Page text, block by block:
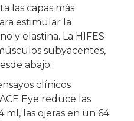
las capas más
estimular la
y elastina. La HIFES
subyacentes,
abajo.
clínicos
Eye reduce las
ml, las ojeras en un 64